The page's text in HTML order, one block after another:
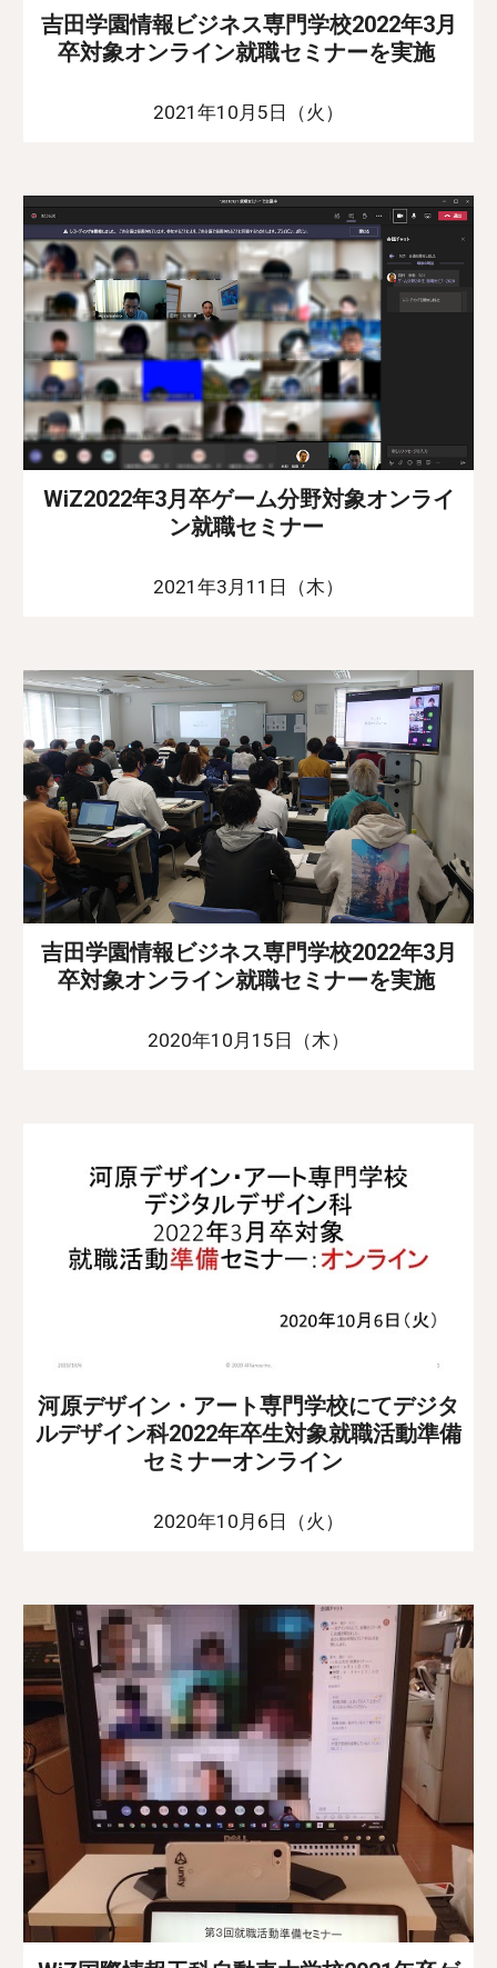
吉田学園情報ビジネス専門学校2022年3月
卒対象オンライン就職セミナーを実施
2021年10月5日（火）
WiZ2022年3月卒ゲーム分野対象オンライ
ン就職セミナー
2021年3月11日（木）
吉田学園情報ビジネス専門学校2022年3月
卒対象オンライン就職セミナーを実施
2020年10月15日（木）
河原デザイン・アート専門学校にてデジタ
ルデザイン科2022年卒生対象就職活動準備
セミナーオンライン
2020年10月6日（火）